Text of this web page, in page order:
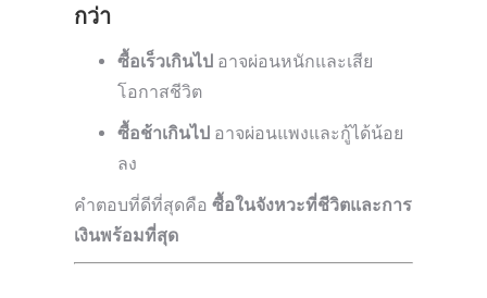
กว่า
ซื้อเร็วเกินไป อาจผ่อนหนักและเสีย
โอกาสชีวิต
ซื้อช้าเกินไป อาจผ่อนแพงและกู้ได้น้อย
ลง
คำตอบที่ดีที่สุดคือ ซื้อในจังหวะที่ชีวิตและการ
เงินพร้อมที่สุด